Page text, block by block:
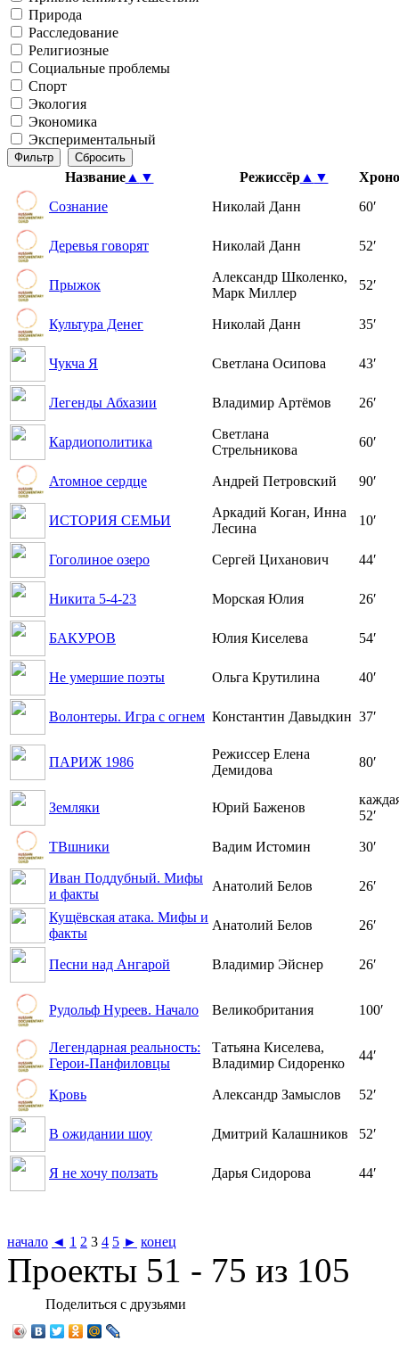
Природа
Расследование
Религиозные
Социальные проблемы
Спорт
Экология
Экономика
Экспериментальный
Название▲ ▼ Режиссёр▲ ▼
Сознание
Николай Данн 60′
Деревья говорят Николай Данн 52′
Прыжок
Александр Школенко,
Марк Миллер
52′
Культура Денег Николай Данн 35′
Чукча Я Светлана Осипова 43′
Легенды Абхазии Владимир Артёмов 26′
Кардиополитика
Светлана
Стрельникова
60′
Атомное сердце Андрей Петровский 90′
ИСТОРИЯ СЕМЬИ
Аркадий Коган, Инна
Лесина
10′
Гоголиное озеро Сергей Циханович 44′
Никита 5-4-23 Морская Юлия 26′
БАКУРОВ Юлия Киселева 54′
Не умершие поэты Ольга Крутилина 40′
Волонтеры. Игра с огнем Константин Давыдкин 37′
ПАРИЖ 1986
Режиссер Елена
Демидова
80′
Земляки Юрий Баженов
52′
ТВшники Вадим Истомин 30′
Иван Поддубный. Мифы
и факты
Анатолий Белов 26′
Кущёвская атака. Мифы и
факты
Анатолий Белов 26′
Песни над Ангарой Владимир Эйснер 26′
Рудольф Нуреев. Начало Великобритания 100′
Легендарная реальность:
Герои-Панфиловцы
Татьяна Киселева,
Владимир Сидоренко
44′
Кровь Александр Замыслов 52′
В ожидании шоу Дмитрий Калашников 52′
Я не хочу ползать Дарья Сидорова 44′
начало ◄ 1 2 3 4 5 ► конец
Проекты 51 - 75 из 105
Поделиться с друзьями